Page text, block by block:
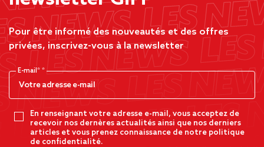
Pour être informé des nouveautés et des offres
privées, inscrivez-vous à la newsletter
E-mail*
En renseignant votre adresse e-mail, vous acceptez de
recevoir nos dernères actualités ainsi que nos derniers
articles et vous prenez connaissance de notre politique
de confidentialité.